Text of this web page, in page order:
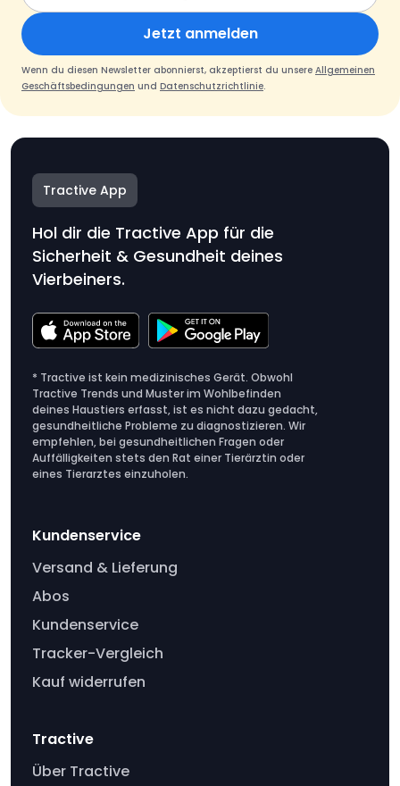
Jetzt anmelden
Wenn du diesen Newsletter abonnierst, akzeptierst du unsere Allgemeinen
Geschäftsbedingungen und Datenschutzrichtlinie.
Tractive App
Hol dir die Tractive App für die
Sicherheit & Gesundheit deines
Vierbeiners.
* Tractive ist kein medizinisches Gerät. Obwohl
Tractive Trends und Muster im Wohlbefinden
deines Haustiers erfasst, ist es nicht dazu gedacht,
gesundheitliche Probleme zu diagnostizieren. Wir
empfehlen, bei gesundheitlichen Fragen oder
Auffälligkeiten stets den Rat einer Tierärztin oder
eines Tierarztes einzuholen.
Kundenservice
Versand & Lieferung
Abos
Kundenservice
Tracker-Vergleich
Kauf widerrufen
Tractive
Über Tractive